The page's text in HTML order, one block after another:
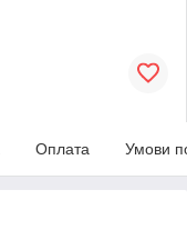
Оплата Умови